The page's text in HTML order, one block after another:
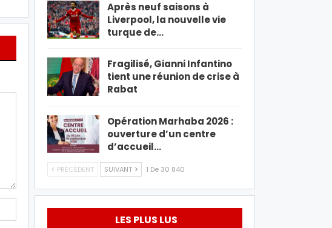
Après neuf saisons à
Liverpool, la nouvelle vie
turque de…
Fragilisé, Gianni Infantino
tient une réunion de crise à
Rabat
Opération Marhaba 2026 :
ouverture d’un centre
d’accueil…
PRÉCÉDENT SUIVANT 1 De 30 840
LES PLUS LUS